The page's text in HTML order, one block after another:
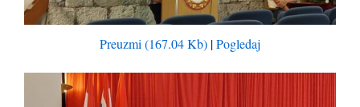
Preuzmi (167.04 Kb) |Pogledaj